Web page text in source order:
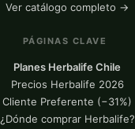
Ver catálogo completo →
PÁGINAS CLAVE
Planes Herbalife Chile
Precios Herbalife 2026
Cliente Preferente (−31%)
¿Dónde comprar Herbalife?